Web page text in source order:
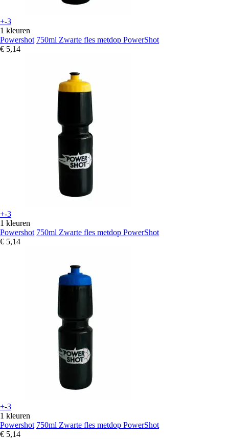
+-3
1 kleuren
Powershot 750ml Zwarte fles metdop PowerShot
€ 5,14
+-3
1 kleuren
Powershot 750ml Zwarte fles metdop PowerShot
€ 5,14
+-3
1 kleuren
Powershot 750ml Zwarte fles metdop PowerShot
€ 5,14